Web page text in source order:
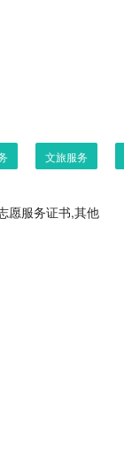
文旅服务
愿服务证书,其他